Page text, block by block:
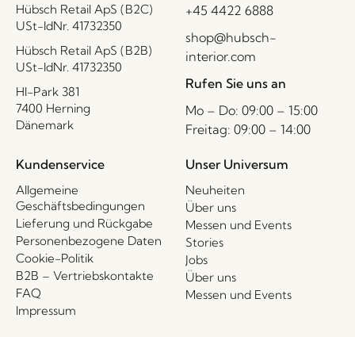
Hübsch Retail ApS (B2C)
USt-IdNr. 41732350
Hübsch Retail ApS (B2B)
USt-IdNr. 41732350
HI-Park 381
7400 Herning
Dänemark
+45 4422 6888
shop@hubsch-
interior.com
Rufen Sie uns an
Mo – Do: 09:00 – 15:00
Freitag: 09:00 – 14:00
Kundenservice
Allgemeine
Geschäftsbedingungen
Lieferung und Rückgabe
Personenbezogene Daten
Cookie-Politik
B2B – Vertriebskontakte
FAQ
Impressum
Unser Universum
Neuheiten
Über uns
Messen und Events
Stories
Jobs
Über uns
Messen und Events